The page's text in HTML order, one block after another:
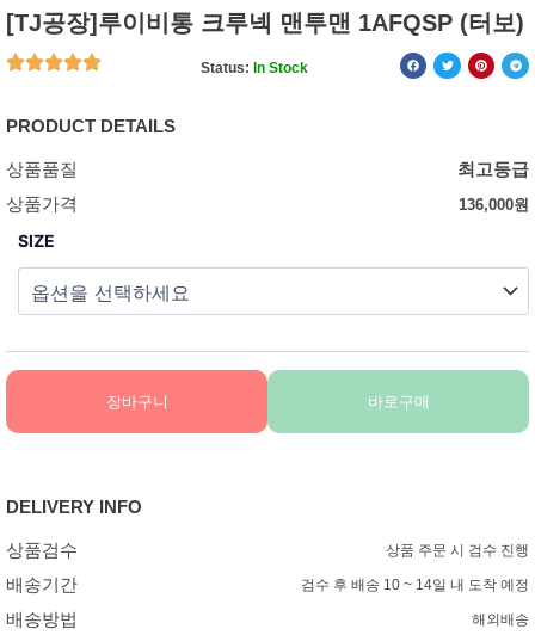
[TJ공장]루이비통 크루넥 맨투맨 1AFQSP (터보)
Status: In Stock
PRODUCT DETAILS
상품품질
최고등급
상품가격
136,000원
SIZE
장바구니 바로구매
DELIVERY INFO
상품검수 상품 주문 시 검수 진행
배송기간 검수 후 배송 10 ~ 14일 내 도착 예정
배송방법 해외배송